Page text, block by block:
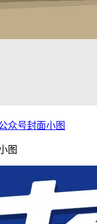
众号封面小图
图